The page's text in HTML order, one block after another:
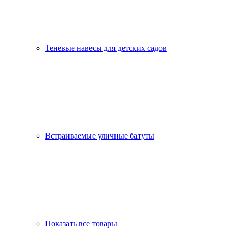
Теневые навесы для детских садов
Встраиваемые уличные батуты
Показать все товары